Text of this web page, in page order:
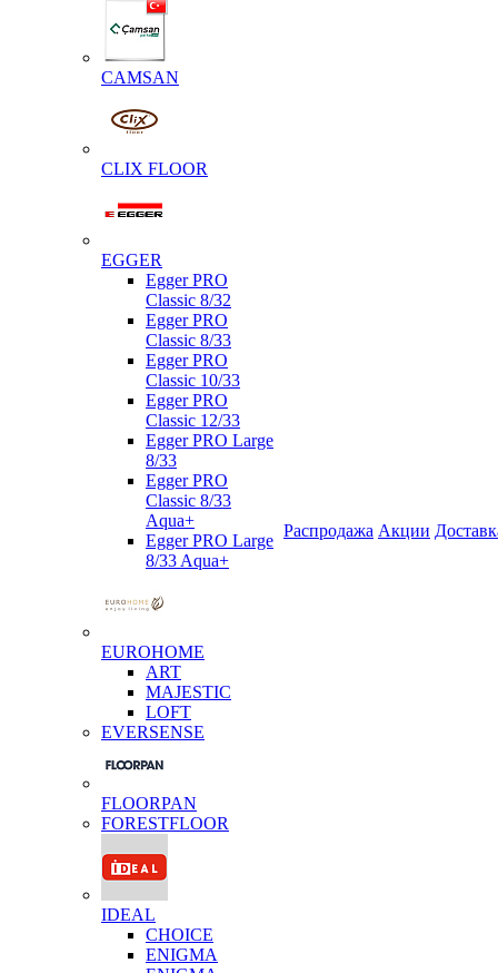
CAMSAN
CLIX FLOOR
EGGER
Egger PRO
Classic 8/32
Egger PRO
Classic 8/33
Egger PRO
Classic 10/33
Egger PRO
Classic 12/33
Egger PRO Large
8/33
Egger PRO
Classic 8/33
Aqua+
Egger PRO Large
8/33 Aqua+
EUROHOME
ART
MAJESTIC
LOFT
EVERSENSE
FLOORPAN
FORESTFLOOR
IDEAL
CHOICE
ENIGMA
Распродажа Акции